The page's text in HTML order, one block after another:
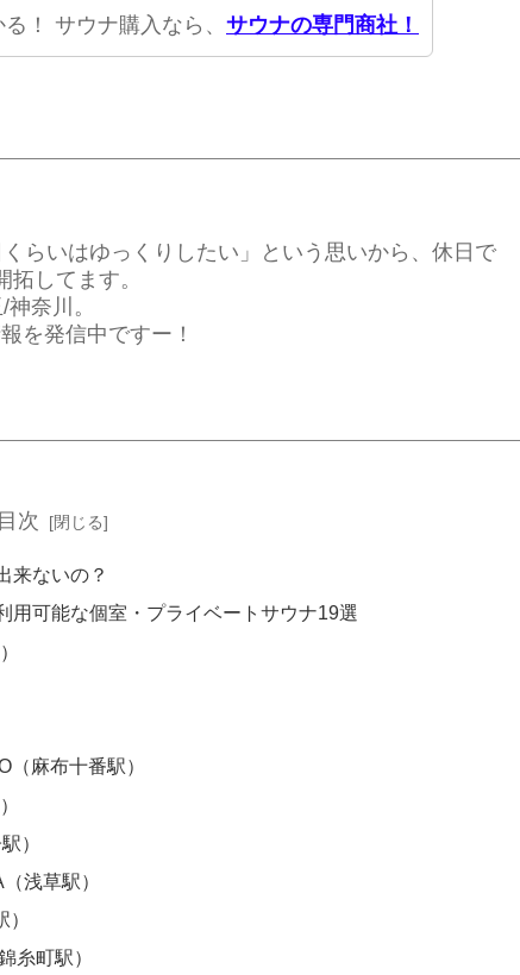
！ サウナ購入なら、 サウナの専門商社！
らいはゆっくりしたい」という思いから、休日で
してます。
奈川。
を発信中ですー！
目次
来ないの？
用可能な個室・プライベートサウナ19選
麻布十番駅）
）
浅草駅）
糸町駅）